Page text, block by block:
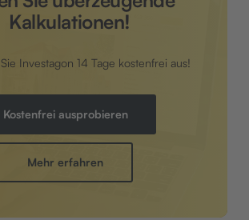
Kalkulationen!
Investagon 14 Tage kostenfrei aus!
Kostenfrei ausprobieren
Mehr erfahren